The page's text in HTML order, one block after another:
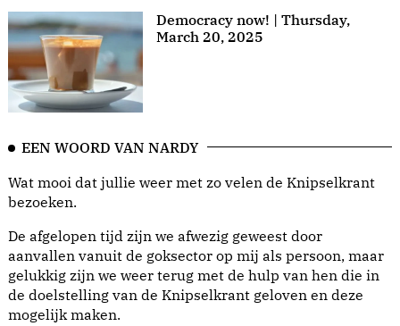
Democracy now! | Thursday,
March 20, 2025
EEN WOORD VAN NARDY
Wat mooi dat jullie weer met zo velen de Knipselkrant
bezoeken.
De afgelopen tijd zijn we afwezig geweest door
aanvallen vanuit de goksector op mij als persoon, maar
gelukkig zijn we weer terug met de hulp van hen die in
de doelstelling van de Knipselkrant geloven en deze
mogelijk maken.